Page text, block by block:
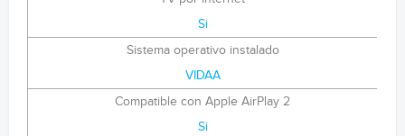
Si
Sistema operativo instalado
VIDAA
Compatible con Apple AirPlay 2
Si